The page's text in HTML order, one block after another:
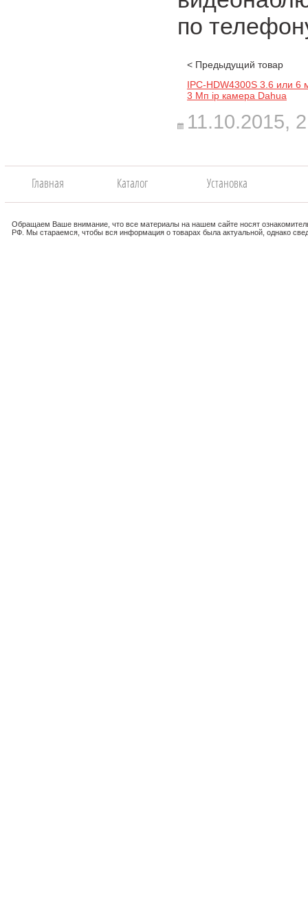
по
< Предыдущий товар
IPC-HDW4300S 3.6 или 6
3 Мп ip камера Dahua
HLC, DWDR, 3D-DNR, PoE
11.10.2015,
Главная Каталог Установка
Обращаем Ваше внимание, что все материалы на нашем сайте носят
РФ. Мы стараемся, чтобы вся информация о товарах была актуальной, однако